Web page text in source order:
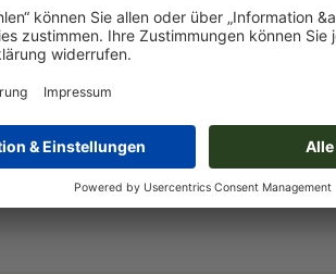
Herzluftballons, beidseitig
Ihre Werbung stets im Blick, egal
wie der Wind sich dreht